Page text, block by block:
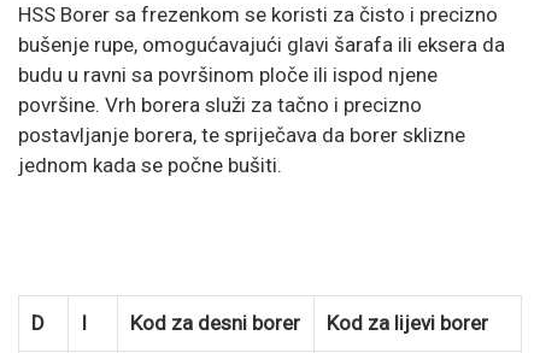
HSS Borer sa frezenkom se koristi za čisto i precizno
bušenje rupe, omogućavajući glavi šarafa ili eksera da
budu u ravni sa površinom ploče ili ispod njene
površine. Vrh borera služi za tačno i precizno
postavljanje borera, te spriječava da borer sklizne
jednom kada se počne bušiti.
D I Kod za desni borer Kod za lijevi borer